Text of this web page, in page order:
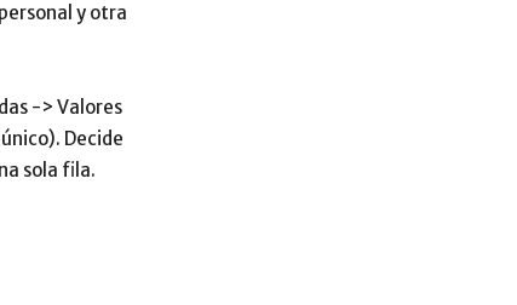
y otra
-> Valores
Decide
sola fila.